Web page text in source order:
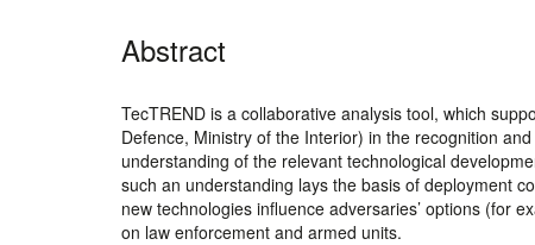
Abstract
TecTREND is a collaborative analysis tool, which
Defence, Ministry of the Interior) in the recognition
understanding of the relevant technological
such an understanding lays the basis of deployment
new technologies influence adversaries’ options (for
on law enforcement and armed units.